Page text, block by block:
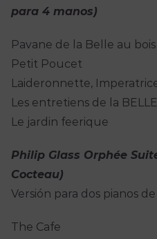
para 4 manos)
Pavane de la Belle au
Petit Poucet
Laideronnette,
Les entretiens de la
Le jardin feerique
Philip Glass Orphée
Cocteau)
Versión para dos pianos
The Cafe